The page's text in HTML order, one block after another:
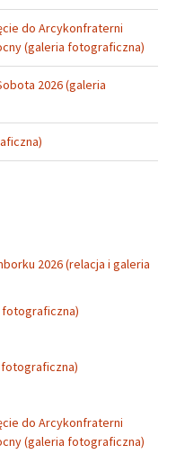
do Arcykonfraterni
(galeria fotograficzna)
2026 (galeria
2026 (relacja i galeria
fotograficzna)
fotograficzna)
do Arcykonfraterni
(galeria fotograficzna)